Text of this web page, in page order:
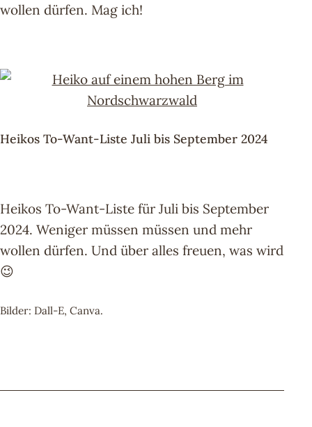
wollen dürfen. Mag ich!
Heikos To-Want-Liste Juli bis September 2024
Heikos To-Want-Liste für Juli bis September
2024. Weniger müssen müssen und mehr
wollen dürfen. Und über alles freuen, was wird
😉
Bilder: Dall-E, Canva.